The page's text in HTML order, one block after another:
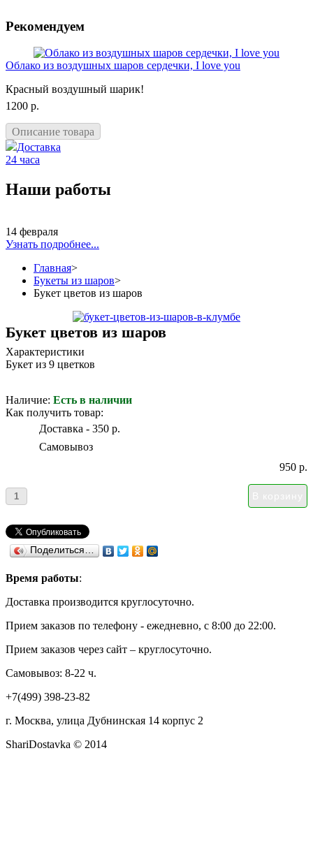
Рекомендуем
Облако из воздушных шаров сердечки, I love you
Красный воздушный шарик!
1200 р.
Описание товара
Доставка
24 часа
Наши работы
14 февраля
Узнать подробнее...
Главная>
Букеты из шаров>
Букет цветов из шаров
Букет цветов из шаров
Характеристики
Букет из 9 цветков
Наличие: Есть в наличии
Как получить товар:
Доставка - 350 р.
Самовывоз
950 р.
Поделиться…
Время работы:
Доставка производится круглосуточно.
Прием заказов по телефону - ежедневно, с 8:00 до 22:00.
Прием заказов через сайт – круглосуточно.
Самовывоз: 8-22 ч.
+7(499) 398-23-82
г. Москва, улица Дубнинская 14 корпус 2
ShariDostavka © 2014